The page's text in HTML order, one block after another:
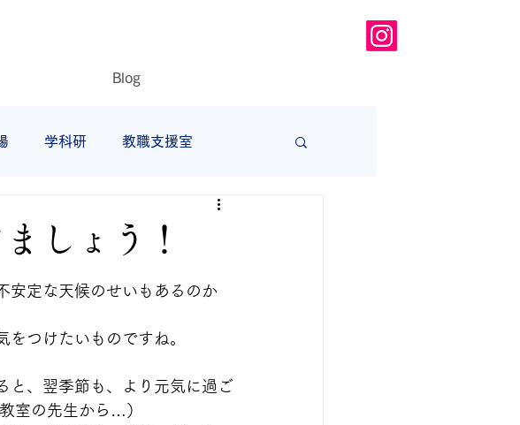
Blog
学科研 教職支援室
しょう！
安定な天候のせいもあるのか
つけたいものですね。
と、翌季節も、より元気に過ご
室の先生から…）